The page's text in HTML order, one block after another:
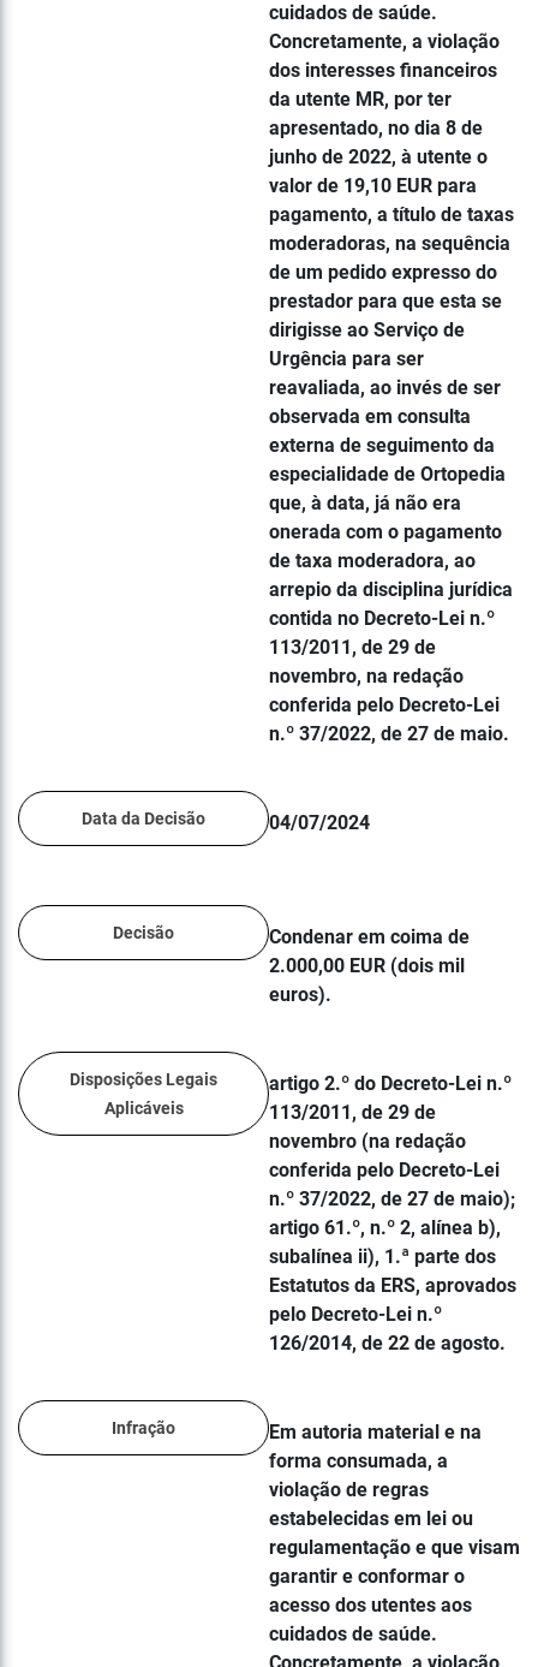
cuidados de saúde.
Concretamente, a violação
dos interesses financeiros
da utente MR, por ter
apresentado, no dia 8 de
junho de 2022, à utente o
valor de 19,10 EUR para
pagamento, a título de taxas
moderadoras, na sequência
de um pedido expresso do
prestador para que esta se
dirigisse ao Serviço de
Urgência para ser
reavaliada, ao invés de ser
observada em consulta
externa de seguimento da
especialidade de Ortopedia
que, à data, já não era
onerada com o pagamento
de taxa moderadora, ao
arrepio da disciplina jurídica
contida no Decreto-Lei n.º
113/2011, de 29 de
novembro, na redação
conferida pelo Decreto-Lei
n.º 37/2022, de 27 de maio.
Data da Decisão 04/07/2024
Decisão
Condenar em coima de
2.000,00 EUR (dois mil
euros).
Disposições Legais
Aplicáveis
artigo 2.º do Decreto-Lei n.º
113/2011, de 29 de
novembro (na redação
conferida pelo Decreto-Lei
n.º 37/2022, de 27 de maio);
artigo 61.º, n.º 2, alínea b),
subalínea ii), 1.ª parte dos
Estatutos da ERS, aprovados
pelo Decreto-Lei n.º
126/2014, de 22 de agosto.
Infração
Em autoria material e na
forma consumada, a
violação de regras
estabelecidas em lei ou
regulamentação e que visam
garantir e conformar o
acesso dos utentes aos
cuidados de saúde.